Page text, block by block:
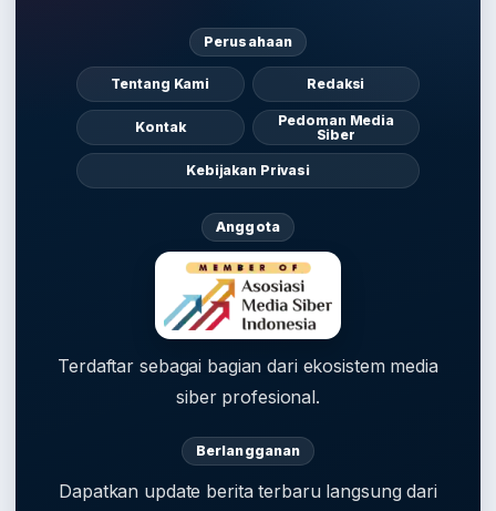
Perusahaan
Tentang Kami Redaksi
Kontak
Pedoman Media
Siber
Kebijakan Privasi
Anggota
Terdaftar sebagai bagian dari ekosistem media
siber profesional.
Berlangganan
Dapatkan update berita terbaru langsung dari